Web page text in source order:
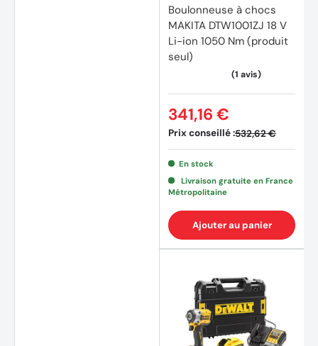
Boulonneuse à chocs
MAKITA DTW1001ZJ 18 V
Li-ion 1050 Nm (produit
seul)
Prix conseillé :532,62 €
341,16 €
En stock
Livraison gratuite en France
Métropolitaine
Ajouter au panier